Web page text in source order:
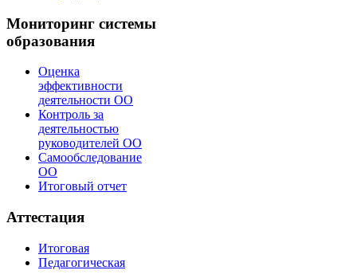
Мониторинг системы
образования
Оценка
эффективности
деятельности ОО
Контроль за
деятельностью
руководителей ОО
Самообследование
ОО
Итоговый отчет
Аттестация
Итоговая
Педагогическая